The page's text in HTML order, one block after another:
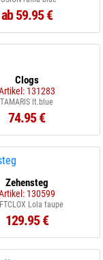
ab 59.95 €
Clogs
131283
TAMARIS lt.blue
74.95 €
Zehensteg
130599
Lola taupe
129.95 €